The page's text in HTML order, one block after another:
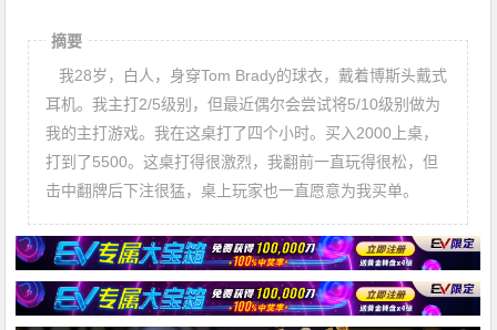
摘要
我28岁，白人，身穿Tom Brady的球衣，戴着博斯头戴式
耳机。我主打2/5级别，但最近偶尔会尝试将5/10级别做为
我的主打游戏。我在这桌打了四个小时。买入2000上桌，
打到了5500。这桌打得很激烈，我翻前一直玩得很松，但
击中翻牌后下注很猛，桌上玩家也一直愿意为我买单。